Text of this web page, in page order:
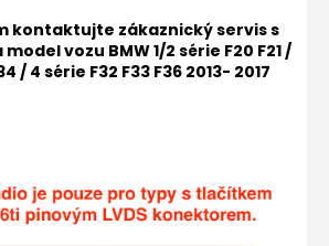
kontaktujte zákaznický servis s
model vozu BMW 1/2 série F20 F21 /
/ 4 série F32 F33 F36 2013- 2017